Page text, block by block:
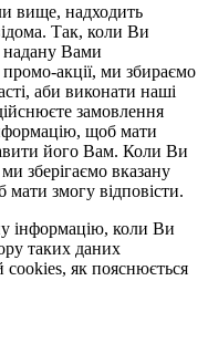
вище, надходить
Так, коли Ви
надану Вами
акції, ми збираємо
аби виконати наші
замовлення
щоб мати
його Вам. Коли Ви
зберігаємо вказану
змогу відповісти.
інформацію, коли Ви
таких даних
cookies, як пояснюється